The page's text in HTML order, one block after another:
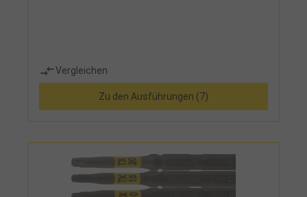
Vergleichen
Zu den Ausführungen (7)